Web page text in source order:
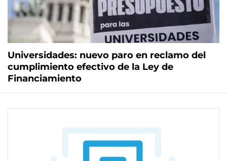
Universidades: nuevo paro en reclamo del
cumplimiento efectivo de la Ley de
Financiamiento